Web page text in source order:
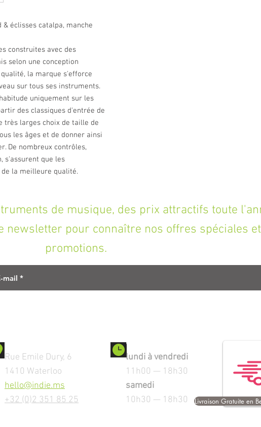
& éclisses catalpa, manche
construites avec des
selon une conception
la marque s'efforce
sur tous ses instruments.
uniquement sur les
des classiques d'entrée de
très larges choix de taille de
les âges et de donner ainsi
De nombreux contrôles,
s'assurent que les
la meilleure qualité.
de musique, des prix attractifs toute
newsletter pour connaître nos offres spéciales et
promotions.
Rue Emile Dury, 6
1410 Waterloo
hello@indie.ms
+32 (0)2 351 85 25
Ouverture
lundi à vendredi
11h00 — 18h30
samedi
10h30 — 18h30
Livraison Gratuite en